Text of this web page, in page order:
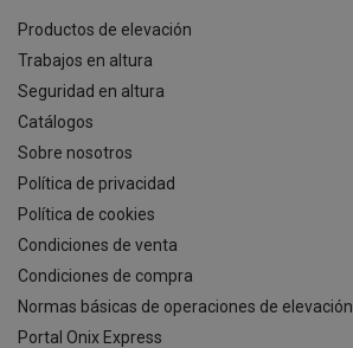
Productos de elevación
Trabajos en altura
Seguridad en altura
Catálogos
Sobre nosotros
Política de privacidad
Política de cookies
Condiciones de venta
Condiciones de compra
Normas básicas de operaciones de elevación
Portal Onix Express